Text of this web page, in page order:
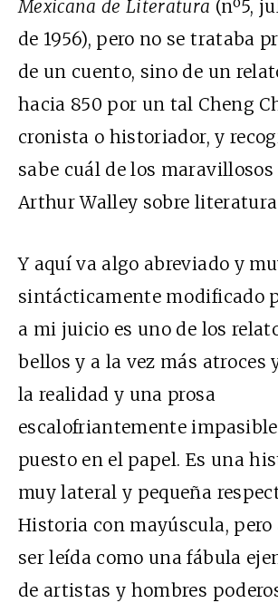
Mexicana de Literatura (nº5,
de 1956), pero no se trataba
de un cuento, sino de un
hacia 850 por un tal Cheng
cronista o historiador, y
sabe cuál de los
Arthur Walley sobre
Y aquí va algo abreviado y
sintácticamente modificado
a mi juicio es uno de los
bellos y a la vez más atroces
la realidad y una prosa
escalofriantemente
puesto en el papel. Es una
muy lateral y pequeña
Historia con mayúscula, pero
ser leída como una fábula
de artistas y hombres